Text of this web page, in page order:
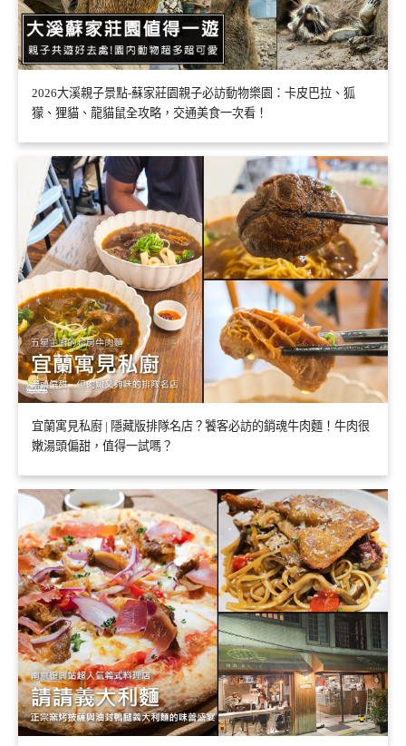
2026大溪親子景點-蘇家莊園親子必訪動物樂園：卡皮巴拉、狐
獴、狸貓、龍貓鼠全攻略，交通美食一次看！
宜蘭寓見私廚 | 隱藏版排隊名店？饕客必訪的銷魂牛肉麵！牛肉很
嫩湯頭偏甜，值得一試嗎？